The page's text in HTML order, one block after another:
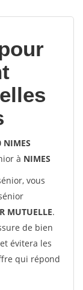
à NIMES
vous
MUTUELLE.
de bien
évitera les
qui répond